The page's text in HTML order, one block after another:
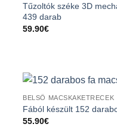
Tűzoltók széke 3D
439 darab
59.90€
BELSŐ MACSKAKETRECEK
Fából készült 152
55.90€